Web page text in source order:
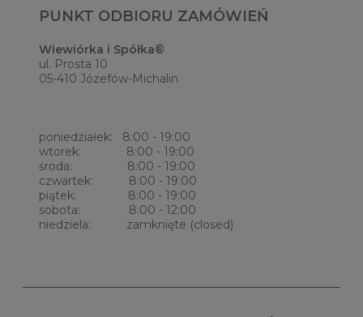
PUNKT ODBIORU ZAMÓWIEŃ
Wiewiórka i Spółka®
ul. Prosta 10
05-410 Józefów-Michalin
poniedziałek: 8:00 - 19:00
wtorek: 8:00 - 19:00
środa: 8:00 - 19:00
czwartek: 8:00 - 19:00
piątek: 8:00 - 19:00
sobota: 8:00 - 12:00
niedziela: zamknięte (closed)